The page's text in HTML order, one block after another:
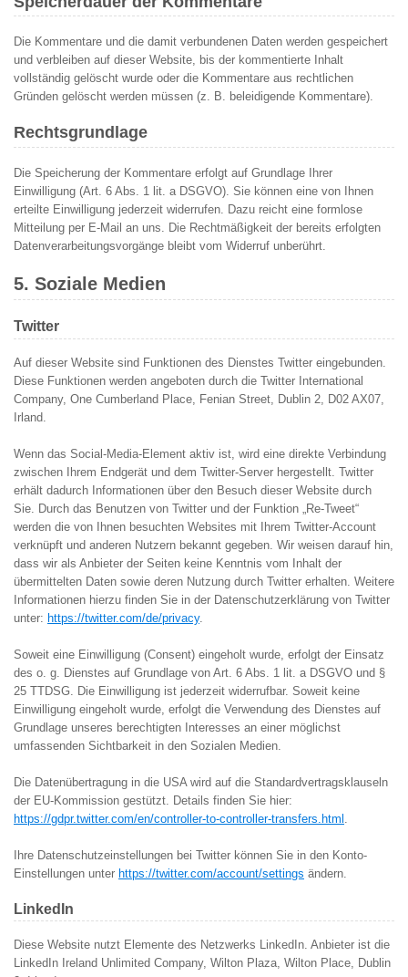
Die Kommentare und die damit verbundenen Daten werden gespeichert
und verbleiben auf dieser Website, bis der kommentierte Inhalt
vollständig gelöscht wurde oder die Kommentare aus rechtlichen
Gründen gelöscht werden müssen (z. B. beleidigende Kommentare).
Rechtsgrundlage
Die Speicherung der Kommentare erfolgt auf Grundlage Ihrer
Einwilligung (Art. 6 Abs. 1 lit. a DSGVO). Sie können eine von Ihnen
erteilte Einwilligung jederzeit widerrufen. Dazu reicht eine formlose
Mitteilung per E-Mail an uns. Die Rechtmäßigkeit der bereits erfolgten
Datenverarbeitungsvorgänge bleibt vom Widerruf unberührt.
5. Soziale Medien
Twitter
Auf dieser Website sind Funktionen des Dienstes Twitter eingebunden.
Diese Funktionen werden angeboten durch die Twitter International
Company, One Cumberland Place, Fenian Street, Dublin 2, D02 AX07,
Irland.
Wenn das Social-Media-Element aktiv ist, wird eine direkte Verbindung
zwischen Ihrem Endgerät und dem Twitter-Server hergestellt. Twitter
erhält dadurch Informationen über den Besuch dieser Website durch
Sie. Durch das Benutzen von Twitter und der Funktion „Re-Tweet“
werden die von Ihnen besuchten Websites mit Ihrem Twitter-Account
verknüpft und anderen Nutzern bekannt gegeben. Wir weisen darauf hin,
dass wir als Anbieter der Seiten keine Kenntnis vom Inhalt der
übermittelten Daten sowie deren Nutzung durch Twitter erhalten. Weitere
Informationen hierzu finden Sie in der Datenschutzerklärung von Twitter
unter: https://twitter.com/de/privacy.
Soweit eine Einwilligung (Consent) eingeholt wurde, erfolgt der Einsatz
des o. g. Dienstes auf Grundlage von Art. 6 Abs. 1 lit. a DSGVO und §
25 TTDSG. Die Einwilligung ist jederzeit widerrufbar. Soweit keine
Einwilligung eingeholt wurde, erfolgt die Verwendung des Dienstes auf
Grundlage unseres berechtigten Interesses an einer möglichst
umfassenden Sichtbarkeit in den Sozialen Medien.
Die Datenübertragung in die USA wird auf die Standardvertragsklauseln
der EU-Kommission gestützt. Details finden Sie hier:
https://gdpr.twitter.com/en/controller-to-controller-transfers.html
Ihre Datenschutzeinstellungen bei Twitter können Sie in den Konto-
Einstellungen unter https://twitter.com/account/settings ändern.
LinkedIn
Diese Website nutzt Elemente des Netzwerks LinkedIn. Anbieter ist die
LinkedIn Ireland Unlimited Company, Wilton Plaza, Wilton Place, Dublin